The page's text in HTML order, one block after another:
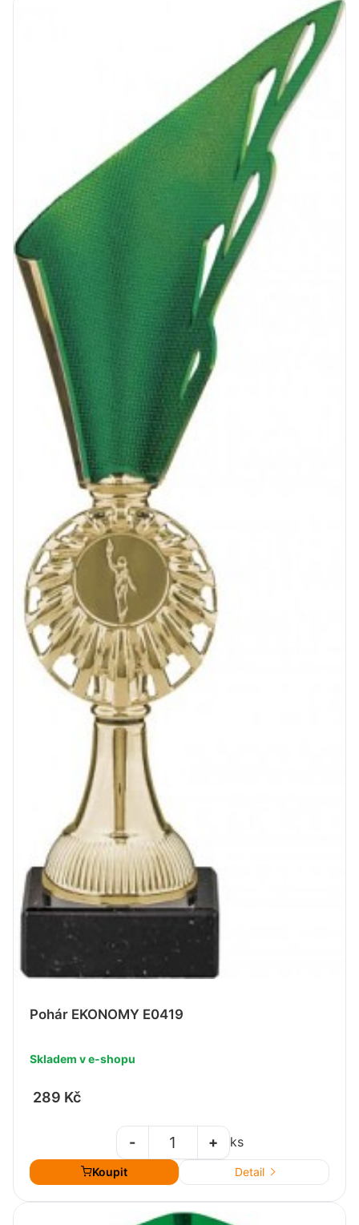
Pohár EKONOMY E0419
Skladem v e-shopu
289 Kč
+
- ks
Koupit Detail